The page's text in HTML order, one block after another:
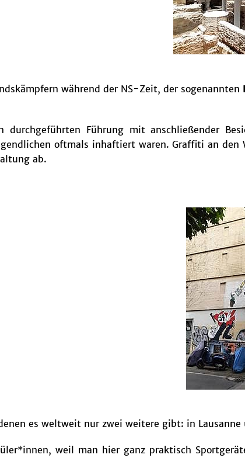
während der NS-Zeit, der sogenannten
durchgeführten Führung mit anschließender
oftmals inhaftiert waren. Graffiti an den
ab.
es weltweit nur zwei weitere gibt: in Lausanne
weil man hier ganz praktisch